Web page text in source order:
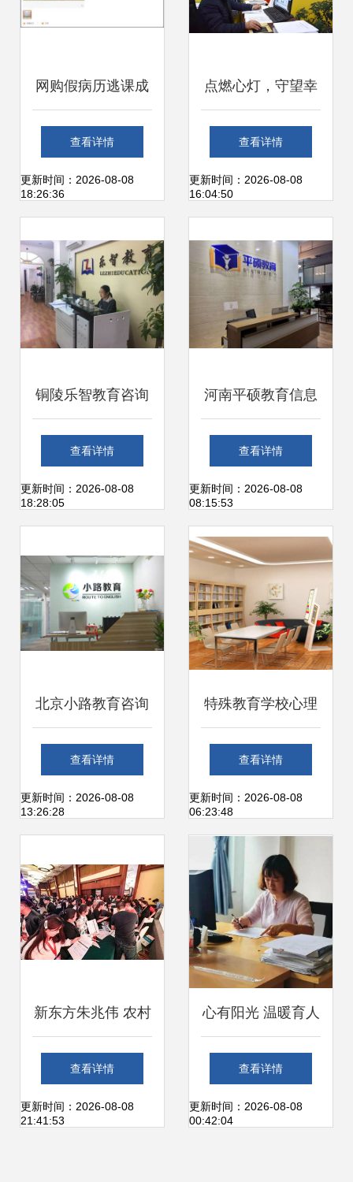
网购假病历逃课成
风，校园诚信教育
亟待加强
查看详情
更新时间：2026-08-08
18:26:36
点燃心灯，守望幸
福——全市教育系
统抗疫先进事迹之
查看详情
更新时间：2026-08-08
16:04:50
铜陵乐智教育咨询
专业引领，智慧成
长
查看详情
更新时间：2026-08-08
18:28:05
河南平硕教育信息
咨询 专业办公服务
赋能现代教育发展
查看详情
更新时间：2026-08-08
08:15:53
北京小路教育咨询
专业引领，点亮未
来教育之路
查看详情
更新时间：2026-08-08
13:26:28
特殊教育学校心理
咨询室功能室一览
及教育咨询服务详
查看详情
更新时间：2026-08-08
06:23:48
新东方朱兆伟 农村
出来的穷孩子起点
低,只有拼命才能争
查看详情
更新时间：2026-08-08
21:41:53
心有阳光 温暖育人
——记德育先进个
人毕明媛的教育咨
查看详情
更新时间：2026-08-08
00:42:04